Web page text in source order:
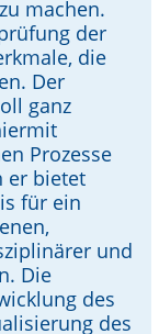
machen.
der
die
Der
ganz
Prozesse
er bietet
für ein
und
Die
des
des